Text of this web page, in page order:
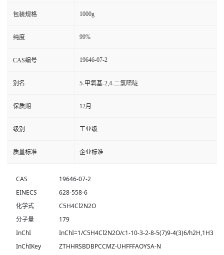
包装规格 1000g
纯度 99%
CAS编号 19646-07-2
别名 5-甲氧基-2,4-二氯嘧啶
保质期 12月
级别 工业级
质量标准 企业标准
CAS
19646-07-2
EINECS
628-558-6
化学式
C5H4Cl2N2O
分子量
179
InChI
InChI=1/C5H4Cl2N2O/c1-10-3-2-8-5(7)9-4(3)6/h2H,1H3
InChIKey
ZTHHRSBDBPCCMZ-UHFFFAOYSA-N